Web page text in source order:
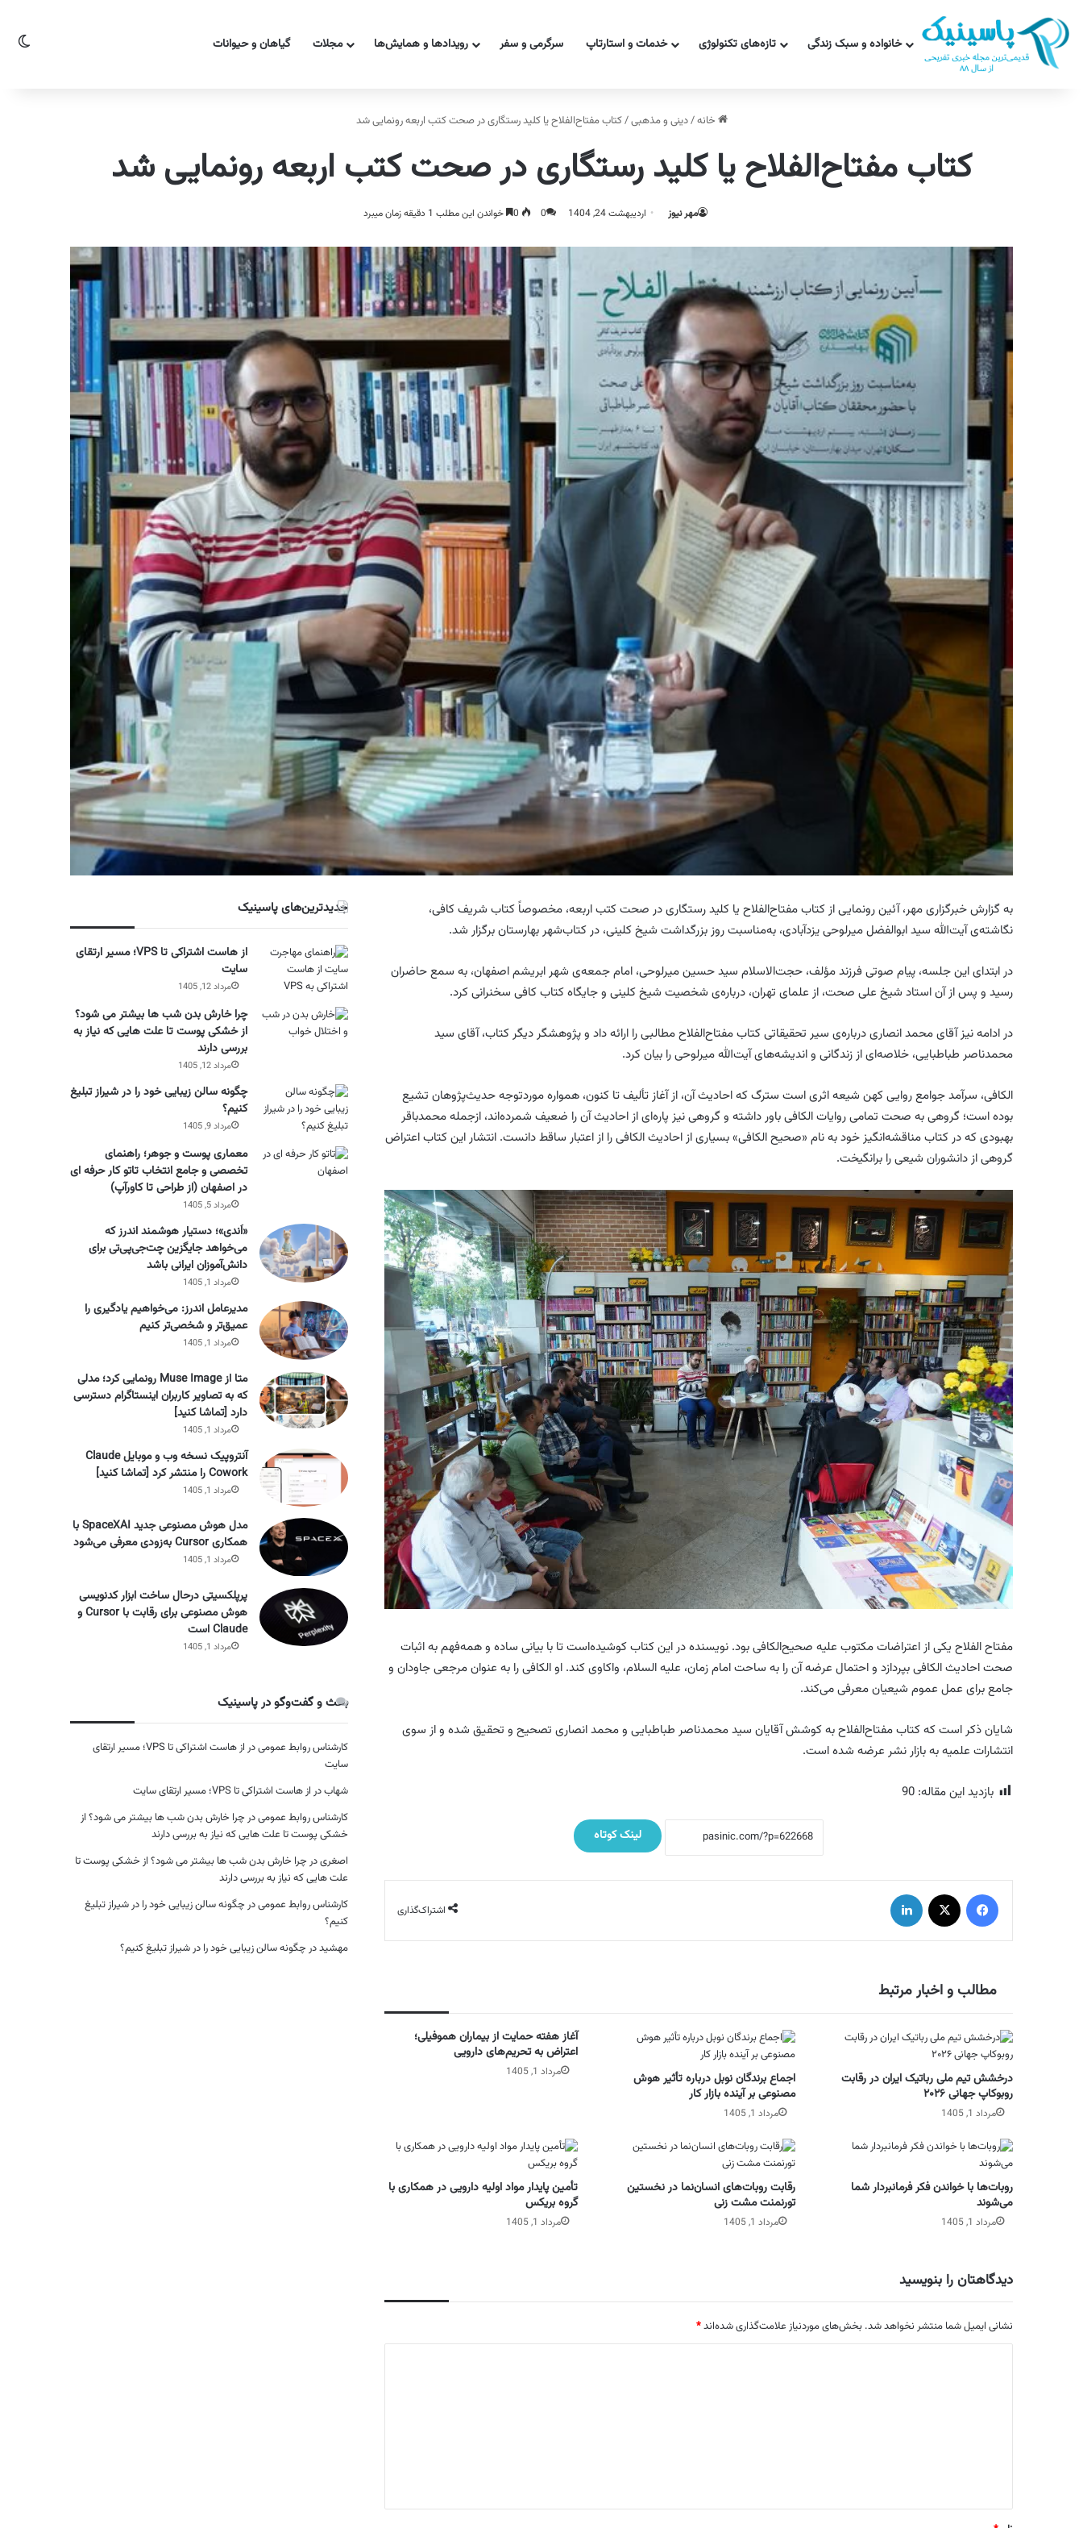
خانواده و سبک زندگی تازه‌های تکنولوژی خدمات و استارتاپ سرگرمی و سفر رویدادها و همایش‌ها مجلات گیاهان و حیوانات
خانه/دینی و مذهبی/کتاب مفتاح‌الفلاح یا کلید رستگاری در صحت کتب اربعه رونمایی شد
کتاب مفتاح‌الفلاح یا کلید رستگاری در صحت کتب اربعه رونمایی شد
مهر نیوز اردیبهشت 24, 1404 0 خواندن این مطلب 1 دقیقه زمان میبرد
به گزارش خبرگزاری مهر، آئین رونمایی از کتابمفتاح‌الفلاح یا کلید رستگاری در صحت کتب اربعه، مخصوصاً کتاب شریف کافی،
نگاشته‌ی آیت‌الله سید ابوالفضلمیرلوحییزدآبادی، به‌مناسبت روز بزرگداشت شیخ کلینی، در کتاب‌شهر بهارستان برگزار شد.
در ابتدای این جلسه، پیام صوتی فرزند مؤلف، حجت‌الاسلام سید حسینمیرلوحی، امام جمعه‌ی شهر ابریشم اصفهان، به سمع حاضران
رسید و پس از آن استاد شیخ علی صحت، از علمای تهران، درباره‌ی شخصیت شیخ کلینی و جایگاه کتاب کافی سخنرانی کرد.
در ادامه نیز آقای محمد انصاری درباره‌ی سیر تحقیقاتی کتابمفتاح‌الفلاحمطالبی را ارائه داد و پژوهشگر دیگر کتاب، آقای سید
محمدناصر طباطبایی، خلاصه‌ای از زندگانی و اندیشه‌های آیت‌اللهمیرلوحیرا بیان کرد.
الکافی، سرآمد جوامع رواییکهن شیعه اثری است سترگ که احادیث آن، از آغاز تألیف تا کنون، همواره موردتوجه حدیث‌پژوهان تشیع
بوده است؛ گروهی به صحت تمامی روایاتالکافیباور داشته و گروهی نیز پاره‌ای از احادیث آن را ضعیف شمرده‌اند، ازجمله محمدباقر
بهبودی که در کتاب مناقشه‌انگیز خود به نام «صحیحالکافی» بسیاری از احادیثالکافیرا از اعتبار ساقط دانست. انتشار اینکتاباعتراض
گروهی از دانشوران شیعی را برانگیخت.
مفتاح الفلاح یکی از اعتراضات مکتوب علیه صحیح‌الکافیبود. نویسنده در این کتاب کوشیده‌است تا با بیانی ساده و همه‌فهم به اثبات
صحت احادیثالکافیبپردازد و احتمال عرضه آن را به ساحتامام زمان، علیه السلام، واکاوی کند. اوالکافیرا به عنوان مرجعی جاودان و
جامع برای عمل عموم شیعیان معرفی می‌کند.
شایان ذکر استکه کتابمفتاح‌الفلاحبه کوشش آقایان سید محمدناصر طباطبایی و محمد انصاری تصحیح و تحقیق شده و از سوی
انتشارات علمیهبه بازار نشر عرضه شده است.
بازدید این مقاله: 90
لینک کوتاه
اشتراک‌گذاری
فیس بوک لینکدین
مطالب و اخبار مرتبط
آغاز هفته حمایت از بیماران هموفیلی؛
اعتراض به تحریم‌های دارویی
مرداد 1, 1405
اجماع برندگان نوبل درباره تأثیر هوش
مصنوعی بر آینده بازار کار
مرداد 1, 1405
درخشش تیم ملی رباتیک ایران در رقابت
روبوکاپ جهانی ۲۰۲۶
مرداد 1, 1405
تأمین پایدار مواد اولیه دارویی در همکاری با
گروه بریکس
مرداد 1, 1405
رقابت روبات‌های انسان‌نما در نخستین
تورنمنت مشت زنی
مرداد 1, 1405
روبات‌ها با خواندن فکر فرمانبردار شما
می‌شوند
مرداد 1, 1405
دیدگاهتان را بنویسید
نشانی ایمیل شما منتشر نخواهد شد. بخش‌های موردنیاز علامت‌گذاری شده‌اند*
جدیدترین‌های پاسینیک
از هاست اشتراکی تا VPS؛ مسیر ارتقای
سایت
مرداد 12, 1405
چرا خارش بدن شب ها بیشتر می شود؟
از خشکی پوست تا علت هایی که نیاز به
بررسی دارند
مرداد 12, 1405
چگونه سالن زیبایی خود را در شیراز تبلیغ
کنیم؟
مرداد 9, 1405
معماری پوست و جوهر؛ راهنمای
تخصصی و جامع انتخاب تاتو کار حرفه ای
در اصفهان (از طراحی تا کاورآپ)
مرداد 5, 1405
«اَندی»؛ دستیار هوشمند اندرز که
می‌خواهد جایگزین چت‌جی‌پی‌تی برای
دانش‌آموزان ایرانی باشد
مرداد 1, 1405
مدیرعامل اندرز: می‌خواهیم یادگیری را
عمیق‌تر و شخصی‌تر کنیم
مرداد 1, 1405
متا از Muse Image رونمایی کرد؛ مدلی
که به تصاویر کاربران اینستاگرام دسترسی
دارد [تماشا کنید]
مرداد 1, 1405
آنتروپیک نسخه وب و موبایل Claude
Cowork را منتشر کرد [تماشا کنید]
مرداد 1, 1405
مدل هوش مصنوعی جدید SpaceXAI با
همکاری Cursor به‌زودی معرفی می‌شود
مرداد 1, 1405
پرپلکسیتی درحال ساخت ابزار کدنویسی
هوش مصنوعی برای رقابت با Cursor و
Claude است
مرداد 1, 1405
بحث و گفت‌وگو در پاسینیک
کارشناس روابط عمومیدر
از هاست اشتراکی تا VPS؛ مسیر ارتقای
سایت
شهابدر از هاست اشتراکی تا VPS؛ مسیر ارتقای سایت
کارشناس روابط عمومیدر چرا خارش بدن شب ها بیشتر می شود؟ از
خشکی پوست تا علت هایی که نیاز به بررسی دارند
اصغریدر چرا خارش بدن شب ها بیشتر می شود؟ از خشکی پوست تا
علت هایی که نیاز به بررسی دارند
کارشناس روابط عمومیدر چگونه سالن زیبایی خود را در شیراز تبلیغ
کنیم؟
مهشیددر چگونه سالن زیبایی خود را در شیراز تبلیغ کنیم؟